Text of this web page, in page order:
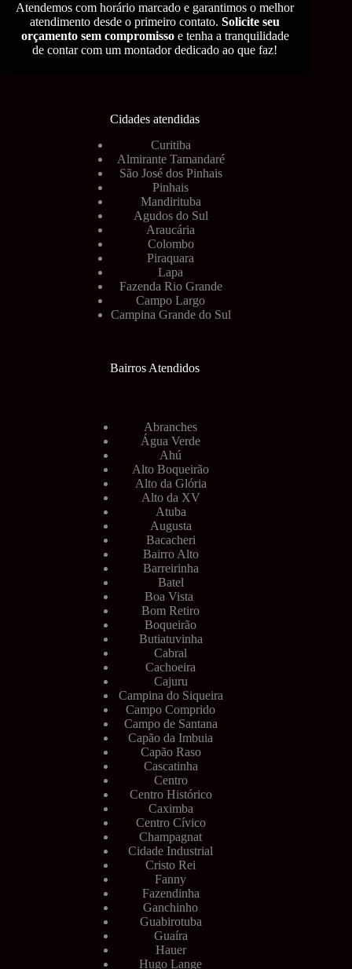
Atendemos com horário marcado e garantimos o melhor
atendimento desde o primeiro contato.Solicite seu
orçamento sem compromissoe tenha a tranquilidade
de contar com um montador dedicado ao que faz!
Cidades atendidas
Curitiba
Almirante Tamandaré
São José dos Pinhais
Pinhais
Mandirituba
Agudos do Sul
Araucária
Colombo
Piraquara
Lapa
Fazenda Rio Grande
Campo Largo
Campina Grande do Sul
Bairros Atendidos
Abranches
Água Verde
Ahú
Alto Boqueirão
Alto da Glória
Alto da XV
Atuba
Augusta
Bacacheri
Bairro Alto
Barreirinha
Batel
Boa Vista
Bom Retiro
Boqueirão
Butiatuvinha
Cabral
Cachoeira
Cajuru
Campina do Siqueira
Campo Comprido
Campo de Santana
Capão da Imbuia
Capão Raso
Cascatinha
Centro
Centro Histórico
Caximba
Centro Cívico
Champagnat
Cidade Industrial
Cristo Rei
Fanny
Fazendinha
Ganchinho
Guabirotuba
Guaíra
Hauer
Hugo Lange